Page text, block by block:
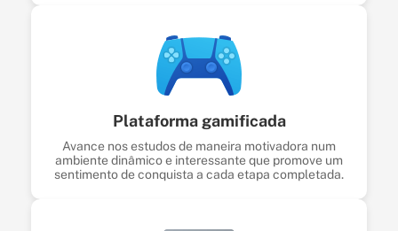
Plataforma gamificada
Avance nos estudos de maneira motivadora num
ambiente dinâmico e interessante que promove um
sentimento de conquista a cada etapa completada.